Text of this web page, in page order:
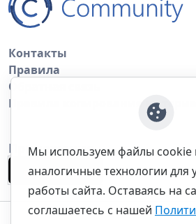
Контакты
Правила
Обратная связь
Правила копирования
Приложение
Мы используем файлы cookie
аналогичные технологии для
работы сайта. Оставаясь на
соглашаетесь с нашей